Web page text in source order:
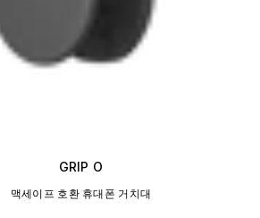
GRIP O
맥세이프 호환 휴대폰 거치대